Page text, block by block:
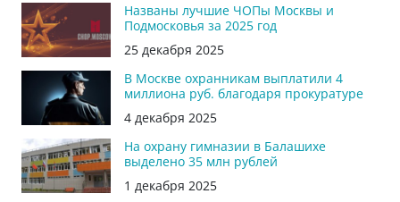
Названы лучшие ЧОПы Москвы и
Подмосковья за 2025 год
25 декабря 2025
В Москве охранникам выплатили 4
миллиона руб. благодаря прокуратуре
4 декабря 2025
На охрану гимназии в Балашихе
выделено 35 млн рублей
1 декабря 2025